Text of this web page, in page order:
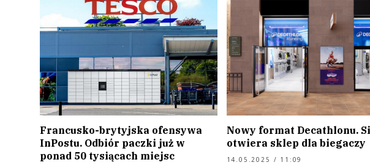
Francusko-brytyjska ofensywa
InPostu. Odbiór paczki już w
ponad 50 tysiącach miejsc
Nowy format Decathlonu.
otwiera sklep dla biegaczy
14.05.2025 / 11:09